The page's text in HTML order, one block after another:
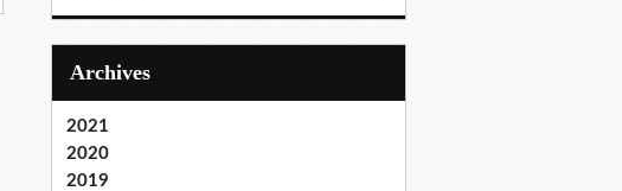
Archives
2021
2020
2019